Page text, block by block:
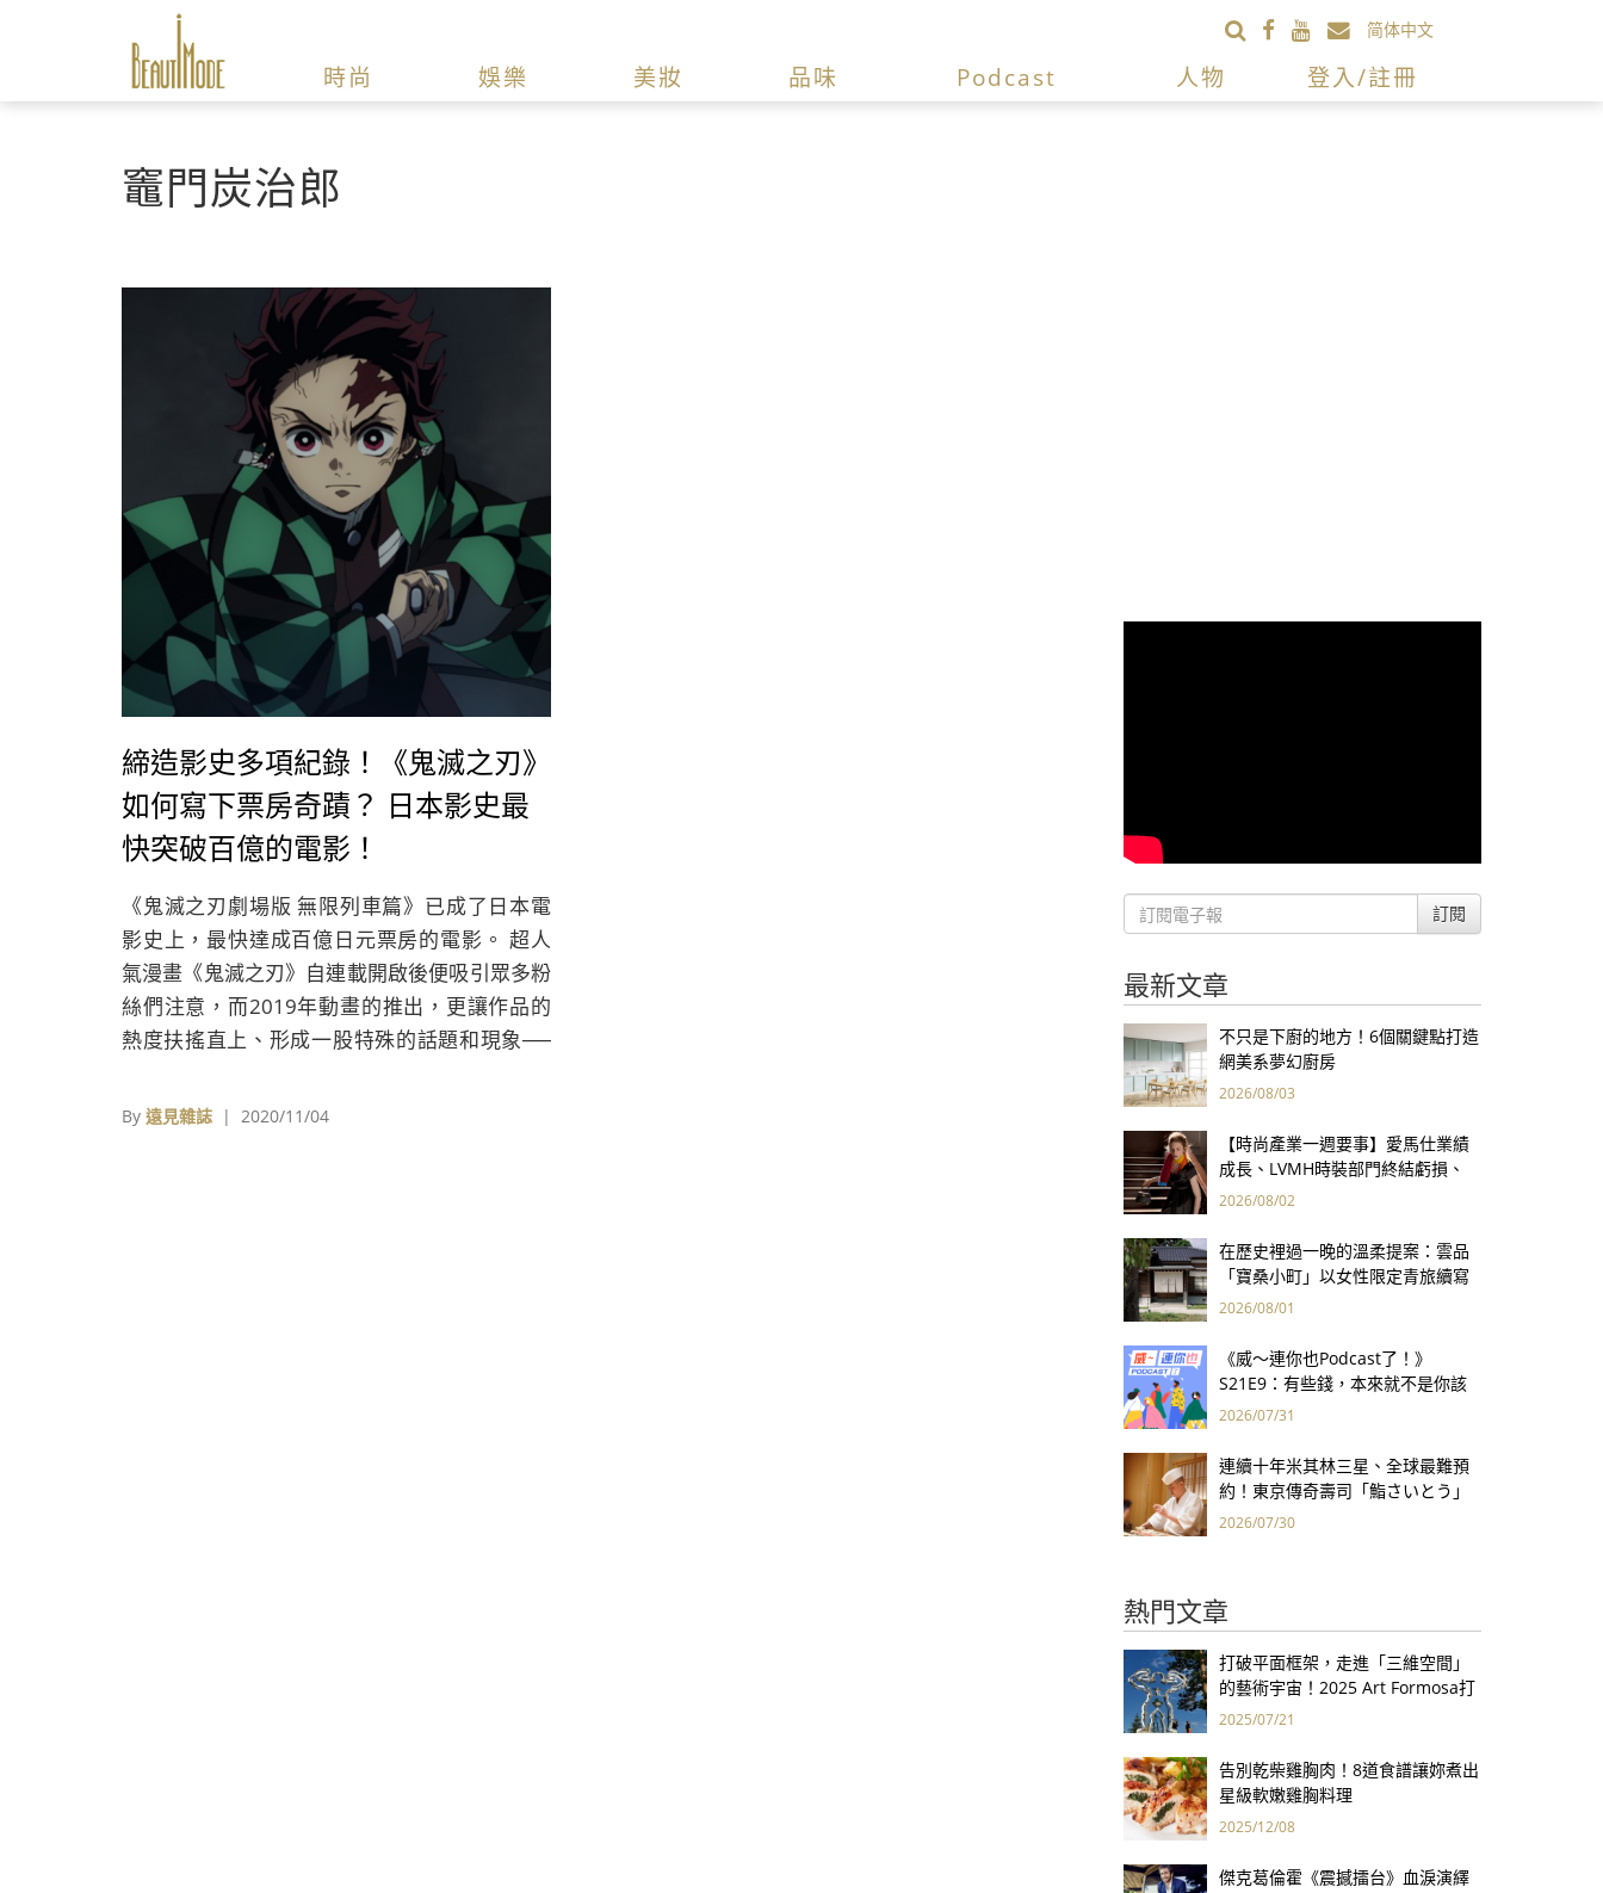
简体中文
時尚 娛樂 美妝 品味 Podcast 人物 登入/註冊
竈門炭治郎
締造影史多項紀錄！《鬼滅之刃》
如何寫下票房奇蹟？ 日本影史最
快突破百億的電影！
《鬼滅之刃劇場版 無限列車篇》已成了日本電
影史上，最快達成百億日元票房的電影。 超人
氣漫畫《鬼滅之刃》自連載開啟後便吸引眾多粉
絲們注意，而2019年動畫的推出，更讓作品的
熱度扶搖直上、形成一股特殊的話題和現象──
奇幻漫畫作品
By 遠見雜誌 | 2020/11/04
訂閱
最新文章
不只是下廚的地方！6個關鍵點打造
網美系夢幻廚房
2026/08/03
【時尚產業一週要事】愛馬仕業績
成長、LVMH時裝部門終結虧損、
Kering轉型策略初現成效、Prada
2026/08/02
在歷史裡過一晚的溫柔提案：雲品
「寶桑小町」以女性限定青旅續寫
台東老屋記憶
2026/08/01
《威～連你也Podcast了！》
S21E9：有些錢，本來就不是你該
賺的——讀《一個投機者的告白》
2026/07/31
連續十年米其林三星、全球最難預
約！東京傳奇壽司「鮨さいとう」
為何破例首度來台？
2026/07/30
熱門文章
打破平面框架，走進「三維空間」
的藝術宇宙！2025 Art Formosa打
開立體創作的大門
2025/07/21
告別乾柴雞胸肉！8道食譜讓妳煮出
星級軟嫩雞胸料理
2025/12/08
傑克葛倫霍《震撼擂台》血淚演繹